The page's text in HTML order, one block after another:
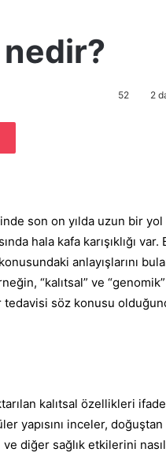
52 2
son on yılda uzun bir yol
hala kafa karışıklığı var.
anlayışlarını
“kalıtsal” ve
söz konusu
kalıtsal özellikleri
yapısını inceler,
diğer sağlık etkilerini nasıl